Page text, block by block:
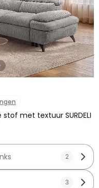
met textuur SURDELI
2
3